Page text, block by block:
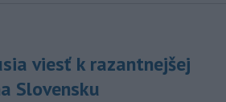
viesť k razantnejšej
Slovensku